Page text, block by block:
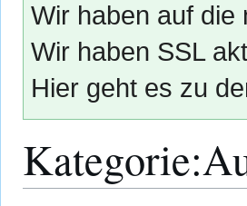
Wir haben auf die
Wir haben SSL
Hier geht es zu
Kategorie: